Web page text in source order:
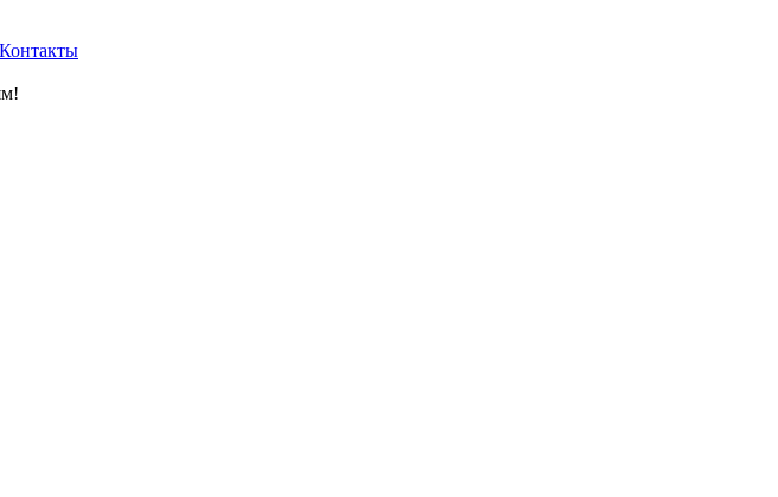
Контакты
!